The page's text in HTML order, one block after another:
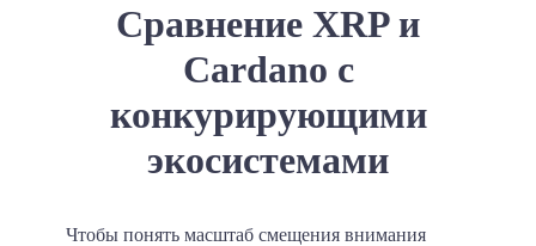
Сравнение XRP и
Cardano с
конкурирующими
экосистемами
Чтобы понять масштаб смещения внимания